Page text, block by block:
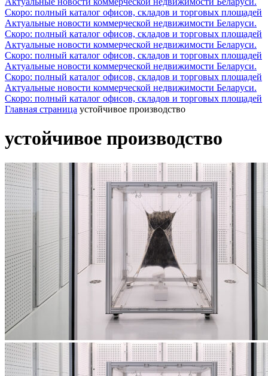
Скоро: полный каталог офисов, складов и торговых площадей
Актуальные новости коммерческой недвижимости Беларуси.
Скоро: полный каталог офисов, складов и торговых площадей
Актуальные новости коммерческой недвижимости Беларуси.
Скоро: полный каталог офисов, складов и торговых площадей
Актуальные новости коммерческой недвижимости Беларуси.
Скоро: полный каталог офисов, складов и торговых площадей
Актуальные новости коммерческой недвижимости Беларуси.
Скоро: полный каталог офисов, складов и торговых площадей
Главная страница устойчивое производство
устойчивое производство